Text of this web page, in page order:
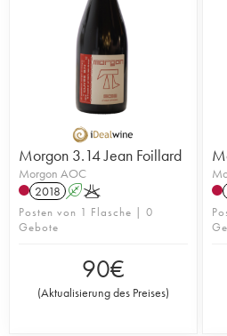
Morgon 3.14 Jean Foillard
Morgon AOC
2018 AK
Posten von 1 Flasche | 0
Gebote
90€
(Aktualisierung des Preises)